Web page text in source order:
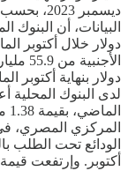
ديسمبر
دولار خلال أكتوبر
دولار بنهاية أكتوبر
لدى البنوك المحلية
المركزي المصري،